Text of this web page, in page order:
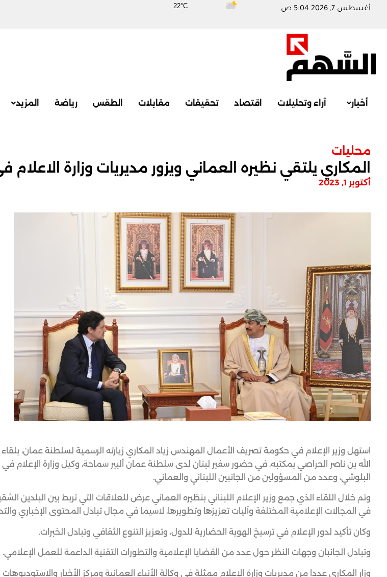
22°C أغسطس 7, 2026 5:04 ص
أخبار آراء وتحليلات اقتصاد تحقيقات مقابلات الطقس رياضة المزيد
محليات
المكاري يلتقي نظيره العماني ويزور مديريات وزارة
أكتوبر 1, 2023
استهل وزير الإعلام في حكومة تصريف الأعمال المهندس زياد المكاري زيارته الرسمية لسلطنة عمان، بلقاء
الله بن ناصر الحراصي بمكتبه، في حضور سفير لبنان لدى سلطنة عمان ألبير سماحة، وكيل وزارة
البلوشي، وعدد من المسؤولين من الجانبين اللبناني والعماني.
وتم خلال اللقاء الذي جمع وزير الإعلام اللبناني بنظيره العماني عرض للعلاقات التي تربط بين البلدين
في المجالات الإعلامية المختلفة وآليات تعزيزها وتطويرها، لاسيما في مجال تبادل المحتوى الإخباري
وكان تأكيد لدور الإعلام في ترسيخ الهوية الحضارية للدول، وتعزيز التنوع الثقافي وتبادل الخبرات.
وتبادل الجانبان وجهات النظر حول عدد من القضايا الإعلامية والتطورات التقنية الداعمة للعمل الإعلامي.
وزار المكاري عددا من مديريات وزارة الإعلام ممثلة في وكالة الأنباء العمانية ومركز الأخبار